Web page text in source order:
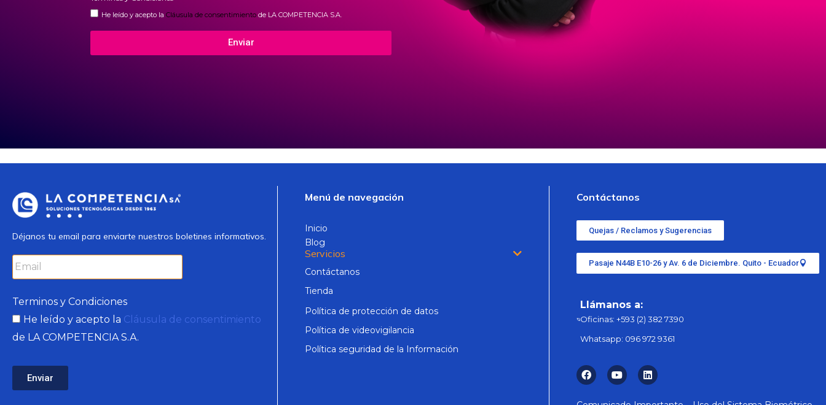
He leído y acepto la Cláusula de consentimiento de LA COMPETENCIA S.A.
Enviar
Déjanos tu email para enviarte nuestros boletines informativos.
Terminos y Condiciones
He leído y acepto la Cláusula de consentimiento
de LA COMPETENCIA S.A.
Enviar
Menú de navegación
Inicio
Blog
Servicios
Contáctanos
Tienda
Política de protección de datos
Política de videovigilancia
Política seguridad de la Información
Contáctanos
Quejas / Reclamos y Sugerencias
Pasaje N44B E10-26 y Av. 6 de Diciembre. Quito - Ecuador
Llámanos a:
Oficinas: +593 (2) 382 7390
Whatsapp: 096 972 9361